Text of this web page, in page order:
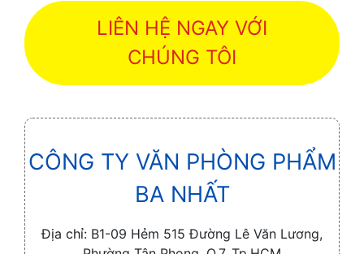
LIÊN HỆ NGAY VỚI
CHÚNG TÔI
CÔNG TY VĂN PHÒNG PHẨM
BA NHẤT
Địa chỉ: B1-09 Hẻm 515 Đường Lê Văn Lương,